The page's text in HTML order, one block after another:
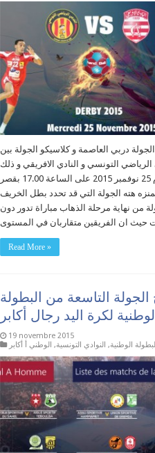
دربي العاصمة و كلاسيكو الجولة بين
الرياضي التونسي و النادي الافريقي و ذلك
اليوم 25 نوفمبر 2015 على الساعة 17.00 بقصر
هته الجولة التي قد تحدد بطل الخريف
من نهاية مرحلة الذهاب مباراة تدور دون
Read More »
الجولة التاسعة من البطولة
لكرة اليد رجال أكابر
19 novembre 2015
الوطنية, النوادي التونسية, الوطني أ أكابر